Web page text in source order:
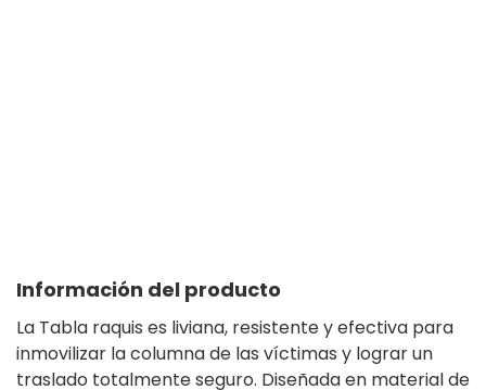
Información del producto
La Tabla raquis es liviana, resistente y efectiva para
inmovilizar la columna de las víctimas y lograr un
traslado totalmente seguro. Diseñada en material de